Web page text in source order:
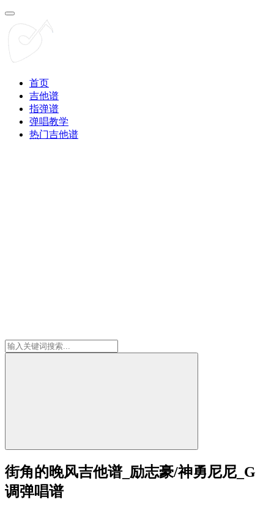
首页
吉他谱
指弹谱
弹唱教学
热门吉他谱
街角的晚风吉他谱_励志豪/神勇尼尼_G
调弹唱谱